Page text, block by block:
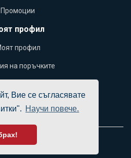
Вие се съгласявате
Научи повече.
Промоции
профил
профил
на поръчките